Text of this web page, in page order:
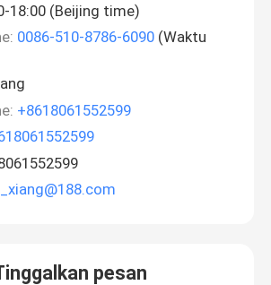
18:00 (Beijing time)
0086-510-8786-6090 (Waktu
+8618061552599
pesan